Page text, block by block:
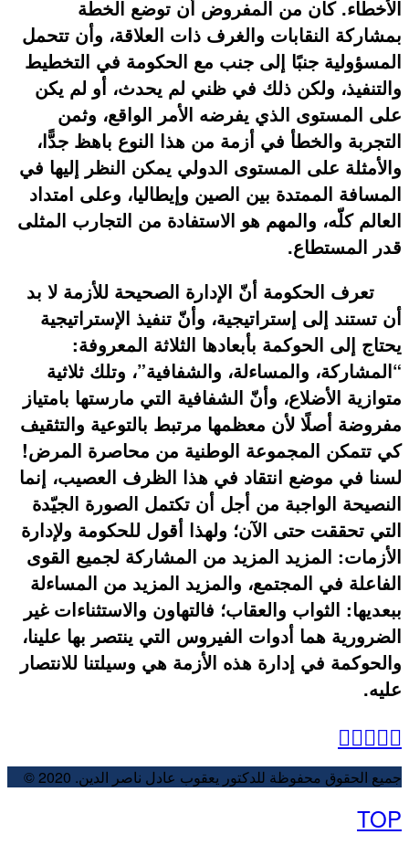
الأخطاء. كان من المفروض أن توضع الخطة
بمشاركة النقابات والغرف ذات العلاقة، وأن تتحمل
المسؤولية جنبًا إلى جنب مع الحكومة في التخطيط
والتنفيذ، ولكن ذلك في ظني لم يحدث، أو لم يكن
على المستوى الذي يفرضه الأمر الواقع، وثمن
التجربة والخطأ في أزمة من هذا النوع باهظ جدًّا،
والأمثلة على المستوى الدولي يمكن النظر إليها في
المسافة الممتدة بين الصين وإيطاليا، وعلى امتداد
العالم كلّه، والمهم هو الاستفادة من التجارب المثلى
قدر المستطاع.
تعرف الحكومة أنّ الإدارة الصحيحة للأزمة لا بد
أن تستند إلى إستراتيجية، وأنّ تنفيذ الإستراتيجية
يحتاج إلى الحوكمة بأبعادها الثلاثة المعروفة:
“المشاركة، والمساءلة، والشفافية”، وتلك ثلاثية
متوازية الأضلاع، وأنّ الشفافية التي مارستها بامتياز
مفروضة أصلًا لأن معظمها مرتبط بالتوعية والتثقيف
كي تتمكن المجموعة الوطنية من محاصرة المرض!
لسنا في موضع انتقاد في هذا الظرف العصيب، إنما
النصيحة الواجبة من أجل أن تكتمل الصورة الجيّدة
التي تحققت حتى الآن؛ ولهذا أقول للحكومة ولإدارة
الأزمات: المزيد المزيد من المشاركة لجميع القوى
الفاعلة في المجتمع، والمزيد المزيد من المساءلة
ببعديها: الثواب والعقاب؛ فالتهاون والاستثناءات غير
الضرورية هما أدوات الفيروس التي ينتصر بها علينا،
والحوكمة في إدارة هذه الأزمة هي وسيلتنا للانتصار
عليه.
جميع الحقوق محفوظة للدكتور يعقوب عادل ناصر الدين. 2020 ©
TOP